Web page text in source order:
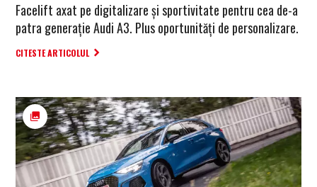
Facelift axat pe digitalizare și sportivitate pentru cea de-a
patra generație Audi A3. Plus oportunități de personalizare.
CITESTE ARTICOLUL